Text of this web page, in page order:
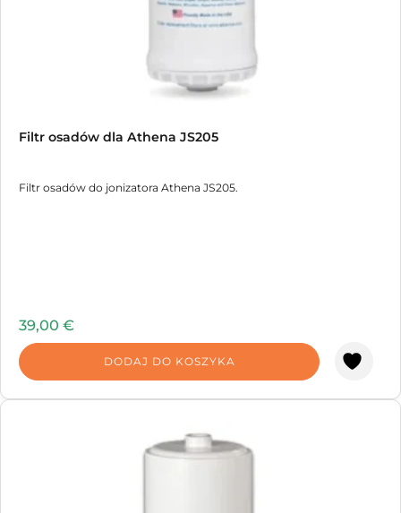
Filtr osadów dla Athena JS205
Filtr osadów do jonizatora Athena JS205.
39,00 €
DODAJ DO KOSZYKA